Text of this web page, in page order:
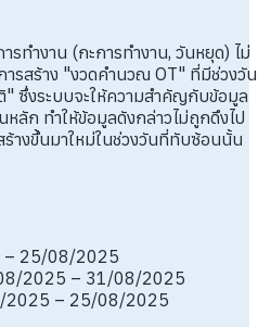
รทำงาน (กะการทำงาน, วันหยุด) ไม่
ารสร้าง "งวดคำนวณ OT" ที่มีช่วงวัน
ซึ่งระบบจะให้ความสำคัญกับข้อมูล
หลัก ทำให้ข้อมูลดังกล่าวไม่ถูกดึงไป
างขึ้นมาใหม่ในช่วงวันที่ทับซ้อนนั้น
– 25/08/2025
2025 – 31/08/2025
2025 – 25/08/2025